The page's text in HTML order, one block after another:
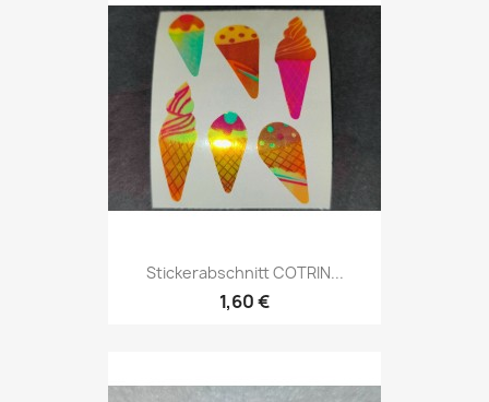
Stickerabschnitt COTRIN...
1,60 €